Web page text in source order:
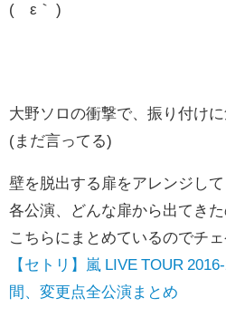
(´ε｀ )
大野ソロの衝撃で、振り付け
(まだ言ってる)
壁を脱出する扉をアレンジし
各公演、どんな扉から出てきた
こちらにまとめているのでチ
【セトリ】嵐 LIVE TOUR
間、変更点全公演まとめ